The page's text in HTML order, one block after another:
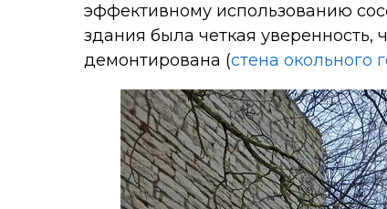
эффективному использованию
здания была четкая уверенность,
демонтирована (стена окольного